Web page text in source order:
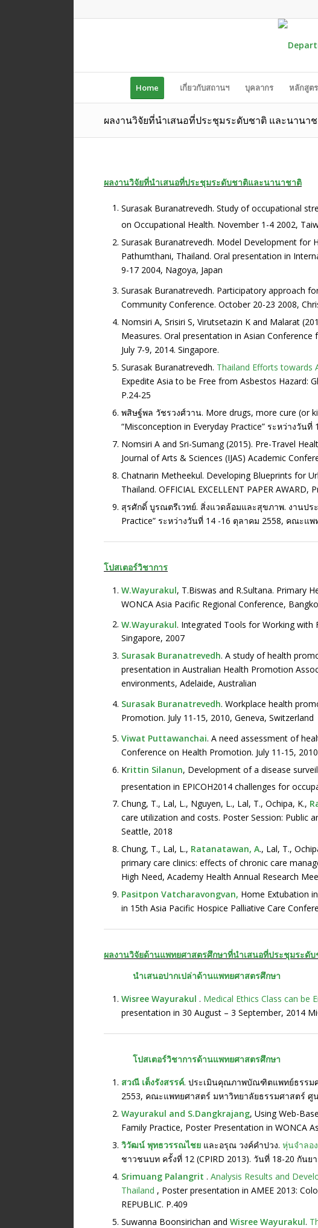
Home เกี่ยวกับสถานฯ บุคลากร หลักสูตร
ผลงานวิจัยที่นำเสนอที่ประชุมระดับชาติ และนานา
ผลงานวิจัยที่นำเสนอที่ประชุมระดับชาติและนานาชาติ
Surasak Buranatrevedh. Study of occupational
on Occupational Health. November 1-4 2002,
Surasak Buranatrevedh. Model Development for
Pathumthani, Thailand. Oral presentation in
9-17 2004, Nagoya, Japan
Surasak Buranatrevedh. Participatory approach
Community Conference. October 20-23 2008,
Nomsiri A, Srisiri S, Virutsetazin K and Malarat
Measures. Oral presentation in Asian Conference
July 7-9, 2014. Singapore.
Surasak Buranatrevedh. Thailand Efforts towards
Expedite Asia to be Free from Asbestos Hazard:
P.24-25
พสิษฐ์พล วัชรวงศ์วาน. More drugs, more cure (or
“Misconception in Everyday Practice” ระหว่างวั
Nomsiri A and Sri-Sumang (2015). Pre-Travel
Journal of Arts & Sciences (IJAS) Academic
Chatnarin Metheekul. Developing Blueprints for
Thailand. OFFICIAL EXCELLENT PAPER
สุรศักดิ์ บูรณตรีเวทย์. สิ่งแวดล้อมและสุขภาพ. งานป
Practice” ระหว่างวันที่ 14 -16 ตุลาคม 2558, คณะ
โปสเตอร์วิชาการ
W.Wayurakul, T.Biswas and R.Sultana. Primary
WONCA Asia Pacific Regional Conference,
W.Wayurakul. Integrated Tools for Working with
Singapore, 2007
Surasak Buranatrevedh. A study of health
presentation in Australian Health Promotion
environments, Adelaide, Australian
Surasak Buranatrevedh. Workplace health
Promotion. July 11-15, 2010, Geneva, Switzerland
Viwat Puttawanchai. A need assessment of
Conference on Health Promotion. July 11-15,
Krittin Silanun, Development of a disease
presentation in EPICOH2014 challenges for
Chung, T., Lal, L., Nguyen, L., Lal, T., Ochipa, K.,
care utilization and costs. Poster Session: Public
Seattle, 2018
Chung, T., Lal, L., Ratanatawan, A., Lal, T.,
primary care clinics: effects of chronic care
High Need, Academy Health Annual Research
Pasitpon Vatcharavongvan, Home Extubation
in 15th Asia Pacific Hospice Palliative Care
ผลงานวิจัยด้านแพทยศาสตรศึกษาที่นำเสนอที่ประชุมระดั
นำเสนอปากเปล่าด้านแพทยศาสตรศึกษา
Wisree Wayurakul . Medical Ethics Class can be
presentation in 30 August – 3 September, 2014
โปสเตอร์วิชาการด้านแพทยศาสตรศึกษา
สวณี เต็งรังสรรค์. ประเมินคุณภาพบัณฑิตแพทย์ธรรม
2553, คณะแพทยศาสตร์ มหาวิทยาลัยธรรมศาสตร์ ศู
Wayurakul and S.Dangkrajang, Using Web-
Family Practice, Poster Presentation in WONCA
วิวัฒน์ พุทธวรรณไชย และอรุณ วงค์คำปวง. หุ่นจำลอ
ชาวชนบท ครั้งที่ 12 (CPIRD 2013). วันที่ 18-20 กันย
Srimuang Palangrit . Analysis Results and
Thailand , Poster presentation in AMEE 2013:
REPUBLIC. P.409
Suwanna Boonsirichan and Wisree Wayurakul.